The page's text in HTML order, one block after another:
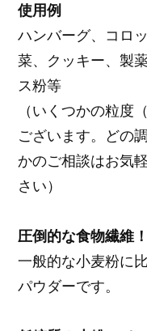
使用例
ハンバーグ、コロ
菜、クッキー、製
ス粉等
（いくつかの粒度
ございます。どの
かのご相談はお気
さい）
圧倒的な食物繊維
一般的な小麦粉に
パウダーです。